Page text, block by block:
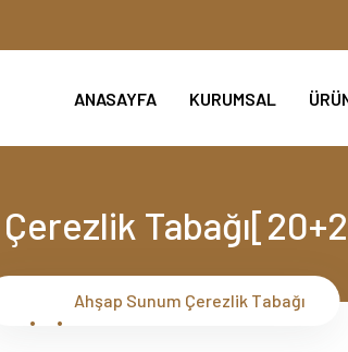
ANASAYFA KURUMSAL
Ahşap Sunum Çerezlik Tabağı